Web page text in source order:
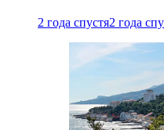
2 года спустя2 года